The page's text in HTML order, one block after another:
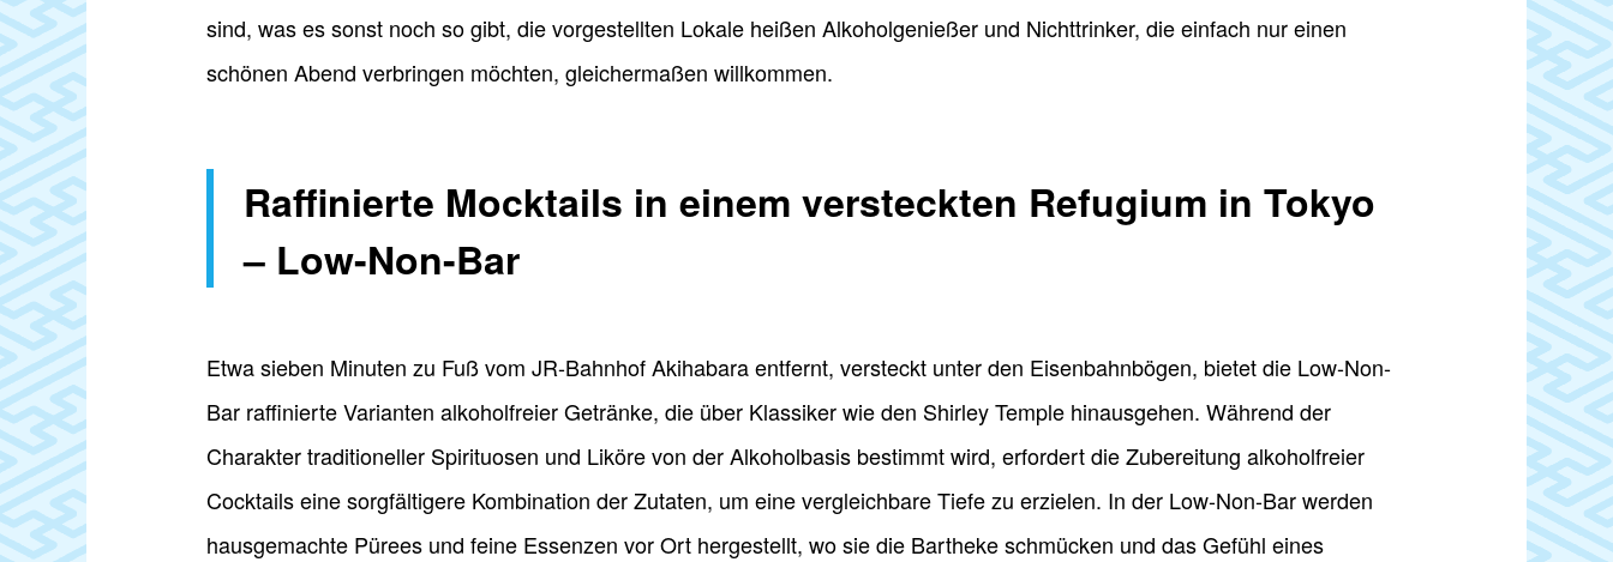
sind, was es sonst noch so gibt, die vorgestellten Lokale heißen Alkoholgenießer und Nichttrinker, die einfach nur einen
schönen Abend verbringen möchten, gleichermaßen willkommen.
Raffinierte Mocktails in einem versteckten Refugium in Tokyo
– Low-Non-Bar
Etwa sieben Minuten zu Fuß vom JR-Bahnhof Akihabara entfernt, versteckt unter den Eisenbahnbögen, bietet die Low-Non-
Bar raffinierte Varianten alkoholfreier Getränke, die über Klassiker wie den Shirley Temple hinausgehen. Während der
Charakter traditioneller Spirituosen und Liköre von der Alkoholbasis bestimmt wird, erfordert die Zubereitung alkoholfreier
Cocktails eine sorgfältigere Kombination der Zutaten, um eine vergleichbare Tiefe zu erzielen. In der Low-Non-Bar werden
hausgemachte Pürees und feine Essenzen vor Ort hergestellt, wo sie die Bartheke schmücken und das Gefühl eines